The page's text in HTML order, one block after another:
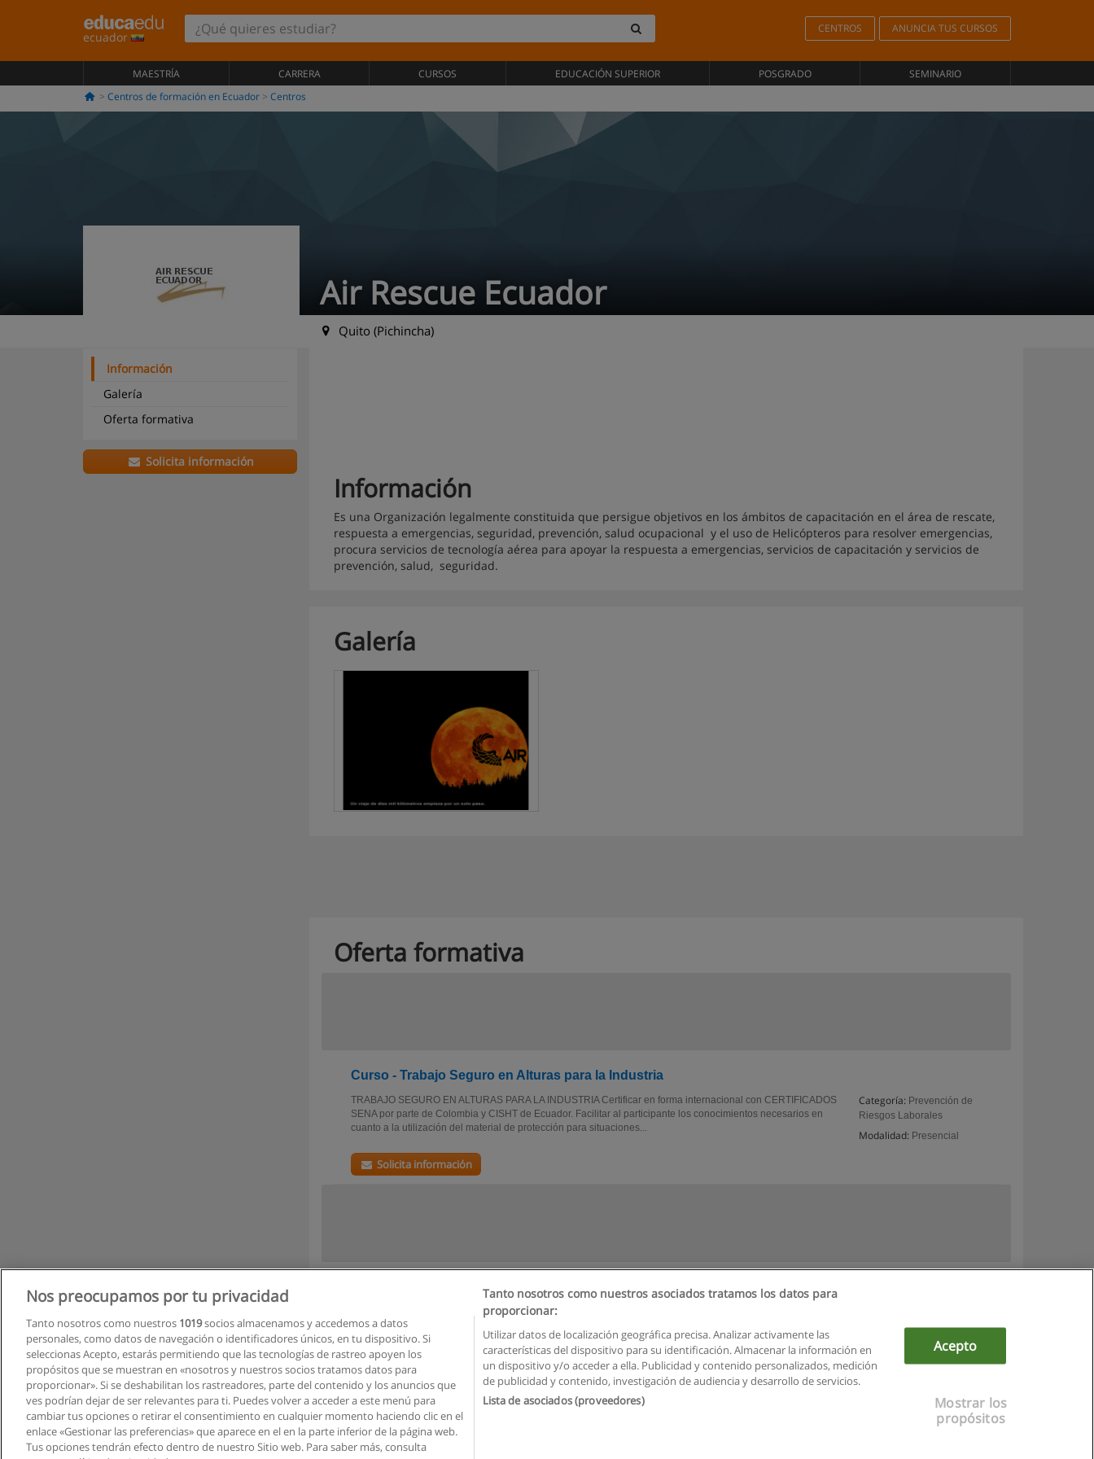
ecuador
CENTROS ANUNCIA TUS CURSOS
MAESTRÍA CARRERA CURSOS EDUCACIÓN SUPERIOR POSGRADO
SEMINARIO
Centros de formación en Ecuador
Centros
Air Rescue Ecuador
Quito (Pichincha)
Información
Galería
Oferta formativa
Solicita información
Información
Es una Organización legalmente constituida que persigue objetivos en los ámbitos de capacitación en el área de rescate,
respuesta a emergencias, seguridad, prevención, salud ocupacional y el uso de Helicópteros para resolver emergencias,
procura servicios de tecnología aérea para apoyar la respuesta a emergencias, servicios de capacitación y servicios de
prevención, salud, seguridad.
Galería
Oferta formativa
Curso - Trabajo Seguro en Alturas para la Industria
Categoría: Prevención de
Riesgos Laborales
Modalidad: Presencial
TRABAJO SEGURO EN ALTURAS PARA LA INDUSTRIA Certificar en forma internacional con CERTIFICADOS
SENA por parte de Colombia y CISHT de Ecuador. Facilitar al participante los conocimientos necesarios en
cuanto a la utilización del material de protección para situaciones...
Solicita información
Reglas de uso Privacidad de datos Contactar con Educaedu
Copyright © Educaedu Business S.L. - CIF : B-95610580: -www.educaedu.com.ec
Nos preocupamos por tu privacidad
Tanto nosotros como nuestros 1019socios almacenamos y accedemos a datos
personales, como datos de navegación o identificadores únicos, en tu dispositivo. Si
seleccionas Acepto, estarás permitiendo que las tecnologías de rastreo apoyen los
propósitos que se muestran en «nosotros y nuestros socios tratamos datos para
proporcionar». Si se deshabilitan los rastreadores, parte del contenido y los anuncios que
ves podrían dejar de ser relevantes para ti. Puedes volver a acceder a este menú para
cambiar tus opciones o retirar el consentimiento en cualquier momento haciendo clic en el
enlace «Gestionar las preferencias» que aparece en el en la parte inferior de la página web.
Tus opciones tendrán efecto dentro de nuestro Sitio web. Para saber más, consulta
Tanto nosotros como nuestros asociados tratamos los datos para
proporcionar:
Utilizar datos de localización geográfica precisa. Analizar activamente las
características del dispositivo para su identificación. Almacenar la información en
un dispositivo y/o acceder a ella. Publicidad y contenido personalizados, medición
de publicidad y contenido, investigación de audiencia y desarrollo de servicios.
Lista de asociados (proveedores)
Acepto
Mostrar los
propósitos